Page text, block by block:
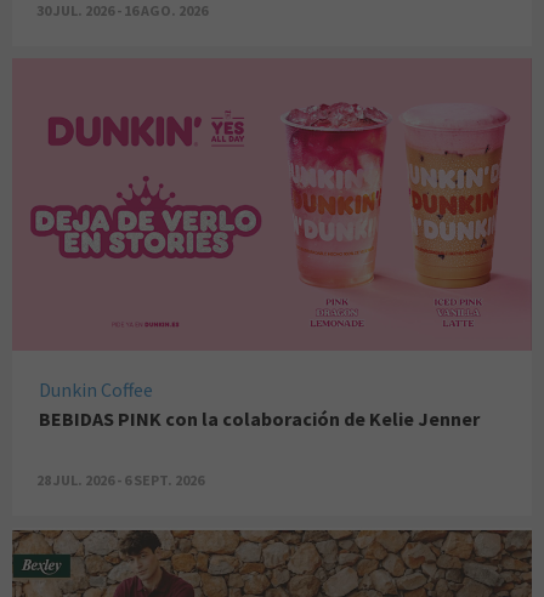
30 JUL. 2026 - 16 AGO. 2026
Dunkin Coffee
BEBIDAS PINK con la colaboración de Kelie Jenner
28 JUL. 2026 - 6 SEPT. 2026